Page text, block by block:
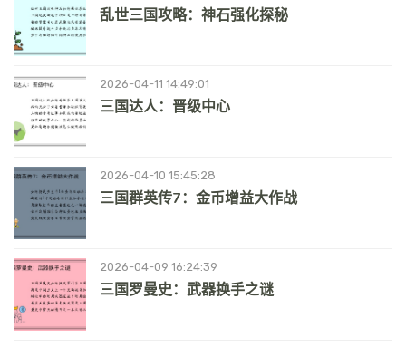
乱世三国攻略：神石强化探秘
2026-04-11 14:49:01
三国达人：晋级中心
2026-04-10 15:45:28
三国群英传7：金币增益大作战
2026-04-09 16:24:39
三国罗曼史：武器换手之谜